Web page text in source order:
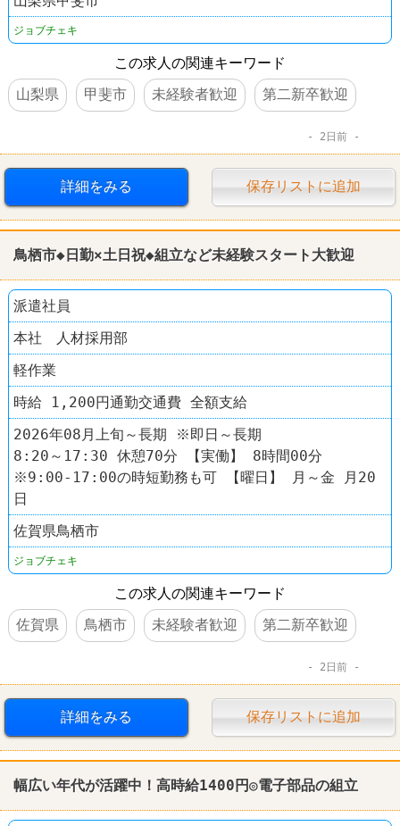
ジョブチェキ
この求人の関連キーワード
山梨県
甲斐市 未経験者歓迎 第二新卒歓迎
2日前
詳細をみる 保存リストに追加
鳥栖市◆日勤×土日祝◆組立など未経験スタート大歓迎
派遣社員
本社 人材採用部
軽作業
時給 1,200円通勤交通費 全額支給
2026年08月上旬～長期 ※即日～長期
8:20～17:30 休憩70分 【実働】 8時間00分
※9:00-17:00の時短勤務も可 【曜日】 月～金 月20
日
佐賀県鳥栖市
ジョブチェキ
この求人の関連キーワード
佐賀県
鳥栖市 未経験者歓迎 第二新卒歓迎
2日前
詳細をみる 保存リストに追加
幅広い年代が活躍中！高時給1400円◎電子部品の組立